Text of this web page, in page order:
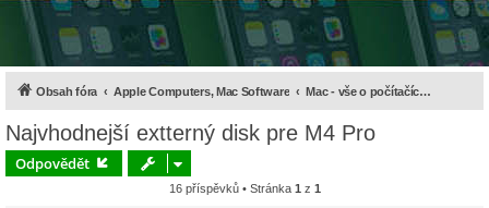
Obsah fóra Apple Computers, Mac Software Mac - vše o počítačích, hardware a příslušenství
Najvhodnejší extterný disk pre M4 Pro
Odpovědět
16 příspěvků • Stránka 1 z 1